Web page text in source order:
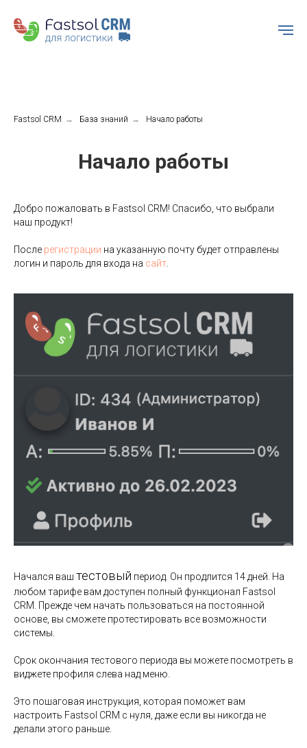
Fastsol CRM → База знаний → Начало работы
Начало работы
Добро пожаловать в Fastsol CRM! Спасибо, что выбрали
наш продукт!
После регистрации на указанную почту будет отправлены
логин и пароль для входа на сайт
Начался ваш тестовый период. Он продлится 14 дней. На
любом тарифе вам доступен полный функционал Fastsol
CRM. Прежде чем начать пользоваться на постоянной
основе, вы сможете протестировать все возможности
системы.
Срок окончания тестового периода вы можете посмотреть в
виджете профиля слева над меню.
Это пошаговая инструкция, которая поможет вам
настроить Fastsol CRM с нуля, даже если вы никогда не
делали этого раньше.